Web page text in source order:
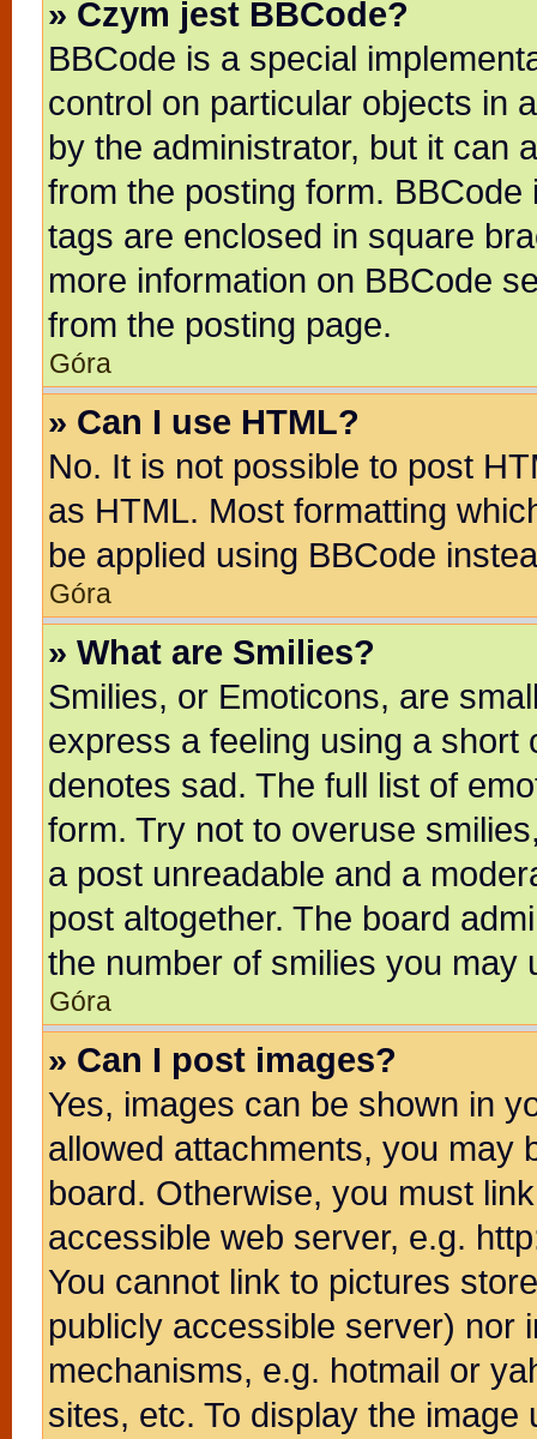
» Czym jest BBCode?
BBCode is a special
control on particular objects in
by the administrator, but it can
from the posting form.
tags are enclosed in square
more information on BBCode
from the posting page.
Góra
» Can I use HTML?
No. It is not possible to post
as HTML. Most formatting
be applied using BBCode
Góra
» What are Smilies?
Smilies, or Emoticons, are
express a feeling using a short
denotes sad. The full list of
form. Try not to overuse
a post unreadable and a
post altogether. The board
the number of smilies you may
Góra
» Can I post images?
Yes, images can be shown in
allowed attachments, you may
board. Otherwise, you must
accessible web server, e.g.
You cannot link to pictures
publicly accessible server) nor
mechanisms, e.g. hotmail or
sites, etc. To display the